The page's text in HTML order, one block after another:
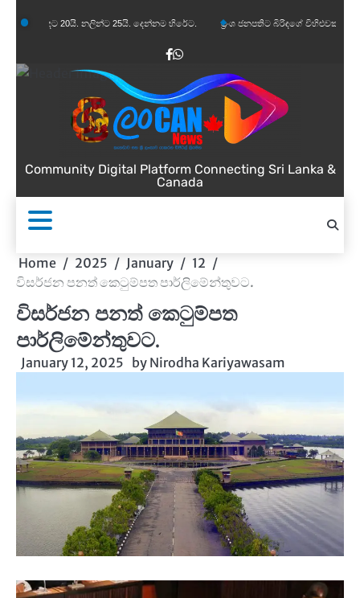
to
20යි. නලින්ට 25යි. දෙන්නම හිරේට. ප්‍රංශ ජනපතිට බිරිඳගේ විහිළුවක්. විහිළුවදුරදිග යයි.
Facebook
WhatsApp
Community Digital Platform Connecting Sri Lanka &
Canada
Home 2025 January
12
විසර්ජන පනත් කෙටුම්පත පාර්ලිමේන්තුවට.
විසර්ජන පනත් කෙටුම්පත
පාර්ලිමේන්තුවට.
January 12, 2025 by Nirodha Kariyawasam